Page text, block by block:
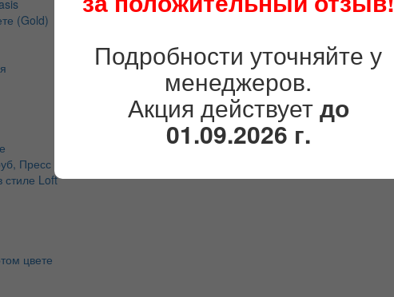
Подробности уточняйте у
менеджеров.
Акция действуетдо
01.09.2026 г.
(Gold)
Пресс волл (Press Wall)
стиле Loft
цвете